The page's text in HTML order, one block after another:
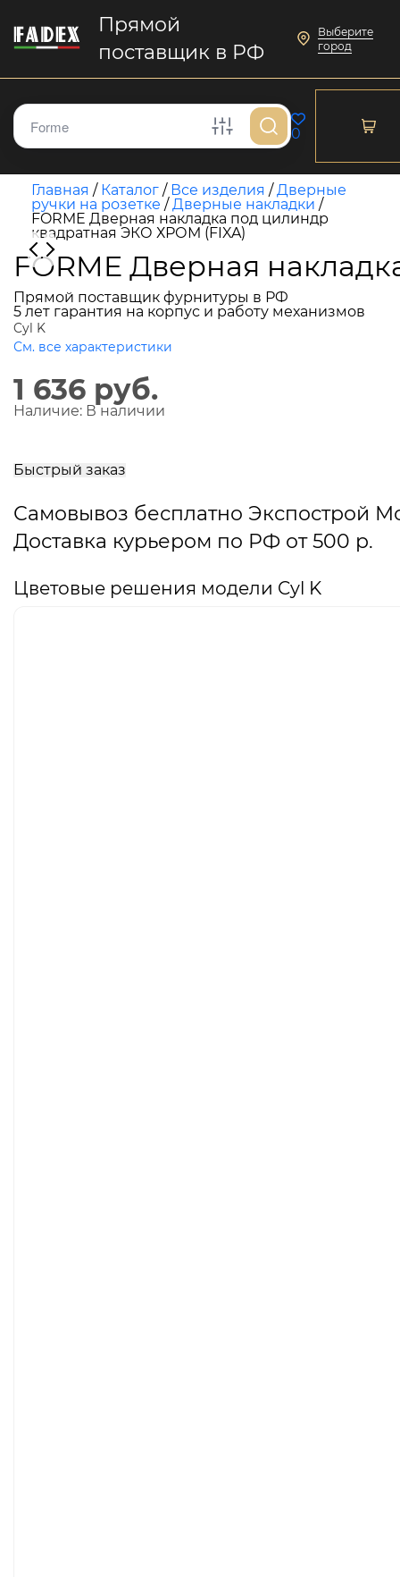
Прямой
поставщик в РФ
Выберите
город
0
Главная / Каталог / Все изделия /Дверные
ручки на розетке /Дверные накладки /
FORME Дверная накладка под цилиндр
квадратная ЭКО ХРОМ (FIXA)
FORME Дверная
Прямой поставщик фурнитуры в РФ
5 лет гарантия на корпус и работу механизмов
Cyl K
См. все характеристики
1 636 руб.
Наличие: В наличии
Быстрый заказ
Самовывоз бесплатно Экспострой
Доставка курьером по РФ от 500 р.
Цветовые решения модели Cyl K